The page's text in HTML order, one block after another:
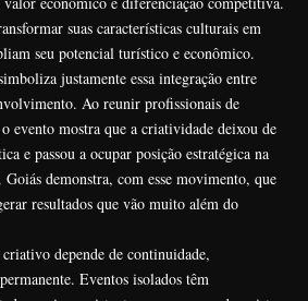
suas características culturais em
seu potencial turístico e econômico.
justamente essa integração entre
Ao reunir profissionais de
evento mostra que a criatividade deixou de
e passou a ocupar posição estratégica na
demonstra, com esse movimento, que
resultados que vão muito além do
depende de continuidade,
Eventos isolados têm